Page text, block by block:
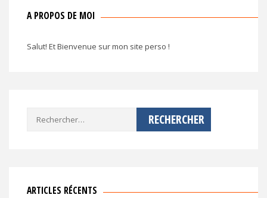
A PROPOS DE MOI
Salut! Et Bienvenue sur mon site perso !
Rechercher :
ARTICLES RÉCENTS